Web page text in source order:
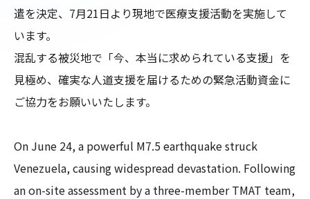
遣を決定、7月21日より現地で医療支援活動を実施して
います。
混乱する被災地で「今、本当に求められている支援」を
見極め、確実な人道支援を届けるための緊急活動資金に
ご協力をお願いいたします。
On June 24, a powerful M7.5 earthquake struck
Venezuela, causing widespread devastation. Following
an on-site assessment by a three-member TMAT team,